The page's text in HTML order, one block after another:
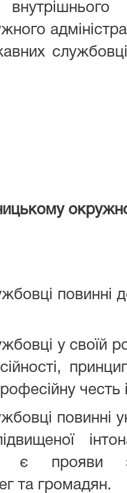
повинні
у своїй
честь і
повинні
є прояви
та громадян.